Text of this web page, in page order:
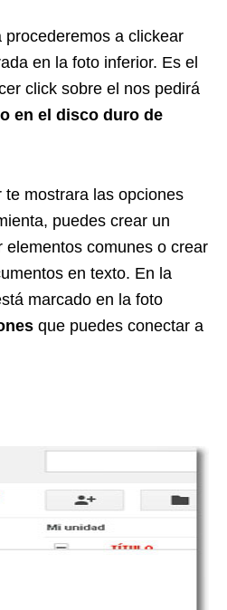
a clickear
en la foto inferior. Es el
click sobre el nos pedirá
en el disco duro de
mostrara las opciones
puedes crear un
elementos comunes o crear
en texto. En la
marcado en la foto
que puedes conectar a